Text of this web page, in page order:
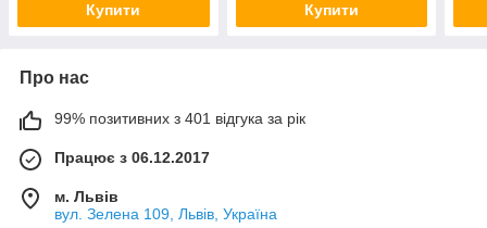
Купити Купити
Про нас
99% позитивних з 401 відгука за рік
Працює з 06.12.2017
м. Львів
вул. Зелена 109, Львів, Україна